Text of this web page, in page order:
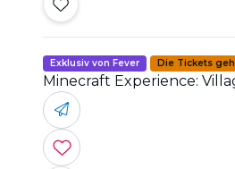
Exklusiv von Fever Die Tickets
Minecraft Experience: